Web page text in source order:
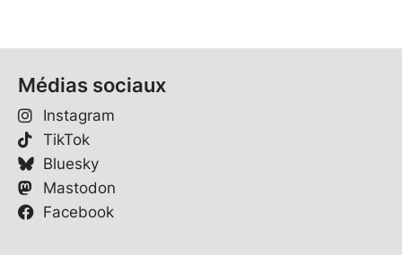
Médias sociaux
Instagram
TikTok
Bluesky
Mastodon
Facebook